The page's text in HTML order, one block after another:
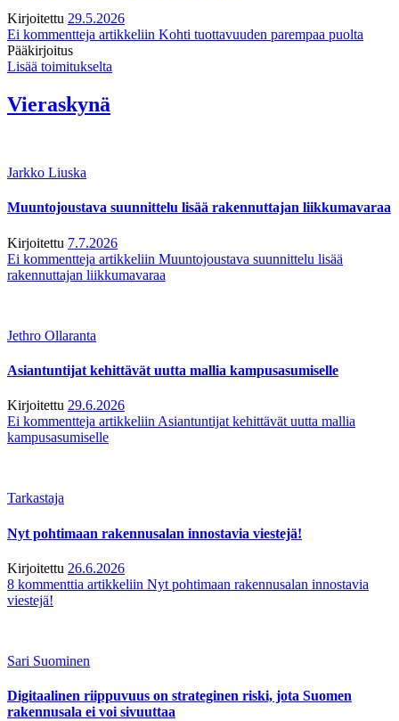
Kirjoitettu 29.5.2026
Ei kommentteja artikkeliin Kohti tuottavuuden parempaa puolta
Pääkirjoitus
Lisää toimitukselta
Vieraskynä
Jarkko Liuska
Muuntojoustava suunnittelu lisää rakennuttajan liikkumavaraa
Kirjoitettu 7.7.2026
Ei kommentteja artikkeliin Muuntojoustava suunnittelu lisää
rakennuttajan liikkumavaraa
Jethro Ollaranta
Asiantuntijat kehittävät uutta mallia kampusasumiselle
Kirjoitettu 29.6.2026
Ei kommentteja artikkeliin Asiantuntijat kehittävät uutta mallia
kampusasumiselle
Tarkastaja
Nyt pohtimaan rakennusalan innostavia viestejä!
Kirjoitettu 26.6.2026
8 kommenttia artikkeliin Nyt pohtimaan rakennusalan innostavia
viestejä!
Sari Suominen
Digitaalinen riippuvuus on strateginen riski, jota Suomen
rakennusala ei voi sivuuttaa